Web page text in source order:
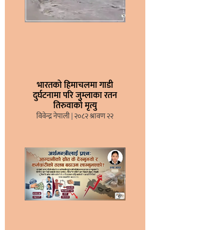
भारतको हिमाचलमा गाडी
दुर्घटनामा परि जुम्लाका रतन
तिरुवाको मृत्यु
विवेन्द्र नेपाली २०८२ श्रावण २२